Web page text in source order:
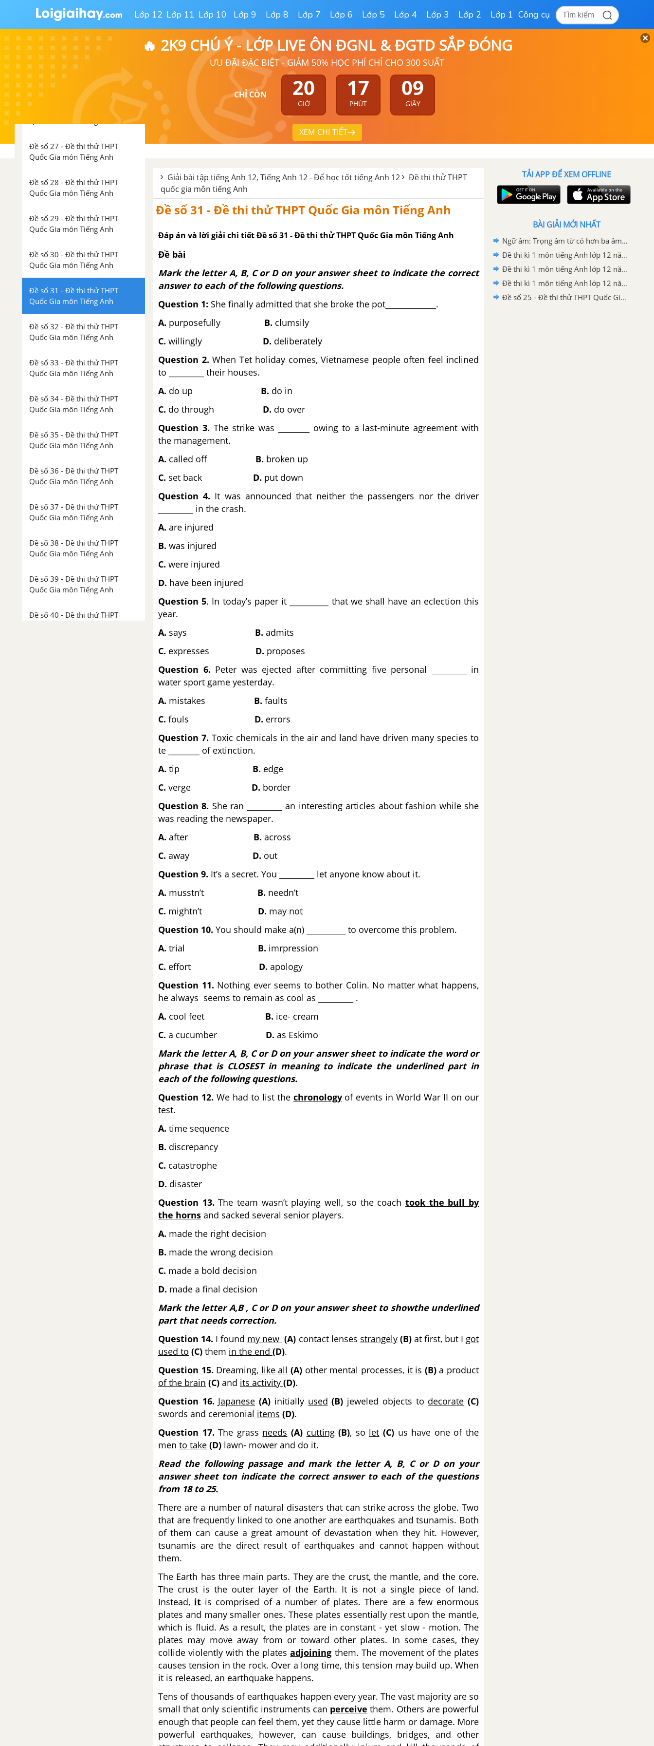
Lớp 12 Lớp 11 Lớp 10 Lớp 9 Lớp 8 Lớp 7 Lớp 6 Lớp 5 Lớp 4 Lớp 3 Lớp 2 Lớp 1 Công cụ
🔥 2K9 CHÚ Ý - LỚP LIVE ÔN ĐGNL & ĐGTD SẮP ĐÓNG
ƯU ĐÃI ĐẶC BIỆT - GIẢM 50% HỌC PHÍ CHỈ CHO 300 SUẤT
CHỈ CÒN 20
GIỜ
17
PHÚT
08
GIÂY
XEM CHI TIẾT
Quốc Gia môn Tiếng Anh
Đề số 24 - Đề thi thử THPT
Quốc Gia môn Tiếng Anh
Đề số 25 - Đề thi thử THPT
Quốc Gia môn Tiếng Anh
Đề số 26 - Đề thi thử THPT
Đề số 27 - Đề thi thử THPT
Quốc Gia môn Tiếng Anh
Đề số 28 - Đề thi thử THPT
Quốc Gia môn Tiếng Anh
Đề số 29 - Đề thi thử THPT
Quốc Gia môn Tiếng Anh
Đề số 30 - Đề thi thử THPT
Quốc Gia môn Tiếng Anh
Đề số 31 - Đề thi thử THPT
Quốc Gia môn Tiếng Anh
Đề số 32 - Đề thi thử THPT
Quốc Gia môn Tiếng Anh
Đề số 33 - Đề thi thử THPT
Quốc Gia môn Tiếng Anh
Đề số 34 - Đề thi thử THPT
Quốc Gia môn Tiếng Anh
Đề số 35 - Đề thi thử THPT
Quốc Gia môn Tiếng Anh
Đề số 36 - Đề thi thử THPT
Quốc Gia môn Tiếng Anh
Đề số 37 - Đề thi thử THPT
Quốc Gia môn Tiếng Anh
Đề số 38 - Đề thi thử THPT
Quốc Gia môn Tiếng Anh
Đề số 39 - Đề thi thử THPT
Quốc Gia môn Tiếng Anh
Đề số 40 - Đề thi thử THPT
Giải bài tập tiếng Anh 12, Tiếng Anh 12 - Để học tốt tiếng Anh 12
Đề thi thử THPT
quốc gia môn tiếng Anh
Đề số 31 - Đề thi thử THPT Quốc Gia môn Tiếng Anh
Đáp án và lời giải chi tiết Đề số 31 - Đề thi thử THPT Quốc Gia môn Tiếng Anh
Đề bài
Mark the letter A, B, C or D on your answer sheet to indicate the correct
answer to each of the following questions.
Question 1: She finally admitted that she broke the pot_____________.
A. purposefully B. clumsily
C. willingly D. deliberately
Question 2. When Tet holiday comes, Vietnamese people often feel inclined
to _________ their houses.
A. do up B. do in
C. do through D. do over
Question 3. The strike was ________ owing to a last-minute agreement with
the management.
A. called off B. broken up
C. set back D. put down
Question 4. It was announced that neither the passengers nor the driver
_________ in the crash.
A. are injured
B. was injured
C. were injured
D. have been injured
Question 5. In today’s paper it __________ that we shall have an eclection this
year.
A. says B. admits
C. expresses D. proposes
Question 6. Peter was ejected after committing five personal _________ in
water sport game yesterday.
A. mistakes B. faults
C. fouls D. errors
Question 7. Toxic chemicals in the air and land have driven many species to
te ________ of extinction.
A. tip B. edge
C. verge D. border
Question 8. She ran _________ an interesting articles about fashion while she
was reading the newspaper.
A. after B. across
C. away D. out
Question 9. It’s a secret. You _________ let anyone know about it.
A. musstn’t B. needn’t
C. mightn’t D. may not
Question 10. You should make a(n) __________ to overcome this problem.
A. trial B. imrpression
C. effort D. apology
Question 11. Nothing ever seems to bother Colin. No matter what happens,
he always seems to remain as cool as _________ .
A. cool feet B. ice- cream
C. a cucumber D. as Eskimo
Mark the letter A, B, C or D on your answer sheet to indicate the word or
phrase that is CLOSEST in meaning to indicate the underlined part in
each of the following questions.
Question 12. We had to list the chronologyof events in World War II on our
test.
A. time sequence
B. discrepancy
C. catastrophe
D. disaster
Question 13. The team wasn’t playing well, so the coach took the bull by
the horns and sacked several senior players.
A. made the right decision
B. made the wrong decision
C. made a bold decision
D. made a final decision
Mark the letter A,B , C or D on your answer sheet to showthe underlined
part that needs correction.
Question 14. I found my new (A) contact lenses strangely (B)at first, but I got
used to (C) them in the end (D).
Question 15. Dreaming, like all (A) other mental processes, it is (B)a product
of the brain (C) and its activity (D).
Question 16. Japanese (A) initially used (B) jeweled objects to decorate (C)
swords and ceremonial items (D).
Question 17. The grass needs (A) cutting (B), so let (C) us have one of the
men to take (D) lawn- mower and do it.
Read the following passage and mark the letter A, B, C or D on your
answer sheet ton indicate the correct answer to each of the questions
from 18 to 25.
There are a number of natural disasters that can strike across the globe. Two
that are frequently linked to one another are earthquakes and tsunamis. Both
of them can cause a great amount of devastation when they hit. However,
tsunamis are the direct result of earthquakes and cannot happen without
them.
The Earth has three main parts. They are the crust, the mantle, and the core.
The crust is the outer layer of the Earth. It is not a single piece of land.
Instead, it is comprised of a number of plates. There are a few enormous
plates and many smaller ones. These plates essentially rest upon the mantle,
which is fluid. As a result, the plates are in constant - yet slow - motion. The
plates may move away from or toward other plates. In some cases, they
collide violently with the platesadjoining them. The movement of the plates
causes tension in the rock. Over a long time, this tension may build up. When
it is released, an earthquake happens.
Tens of thousands of earthquakes happen every year. The vast majority are so
small that only scientific instruments can perceive them. Others are powerful
enough that people can feel them, yet they cause little harm or damage. More
powerful earthquakes, however, can cause buildings, bridges, and other
TẢI APP ĐỂ XEM OFFLINE
BÀI GIẢI MỚI NHẤT
Ngữ âm: Trọng âm từ có hơn ba âm tiết - Unit 5 - Tiếng Anh 12
Đề thi kì 1 môn tiếng Anh lớp 12 năm 2019 - 2020 sở GD-ĐT Nam Định
Đề thi kì 1 môn tiếng Anh lớp 12 năm 2019 - 2020 trường THPT Hàm Thuận Bắc
Đề thi kì 1 môn tiếng Anh lớp 12 năm 2019 - 2020 Sở GD-ĐT Gia Lai
Đề số 25 - Đề thi thử THPT Quốc Gia môn Tiếng Anh